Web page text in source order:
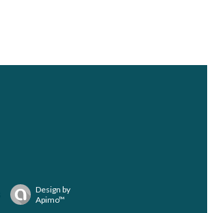
Design by
Apimo™